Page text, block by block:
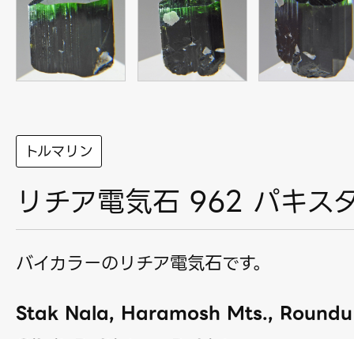
トルマリン
リチア電気石 962 パキス
バイカラーのリチア電気石です。
Stak Nala, Haramosh Mts.,